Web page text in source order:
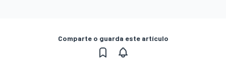
Comparte o guarda este artículo